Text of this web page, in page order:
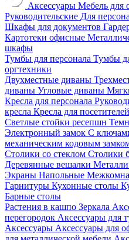
Аксессуары Мебель для
Руководительские Для
Шкафы для документов
Картотеки офисные
шкафы
Тумбы для персонала Тумбы
оргтехники
Двухместные диваны
диваны Угловые диваны
Кресла для персонала
кресла Кресла для посетителей
Светлые стойки ресепшн
Электронный замок С
механическим кодовым
Столики со стеклом Столики
Деревянные вешалки
Экраны Напольные
Гарнитуры Кухонные столы
Барные столы
Растения в кашпо Зеркала
перегородок Аксессуары для
Аксессуары Аксессуары для